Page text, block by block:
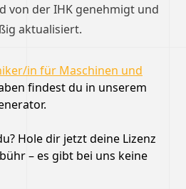
von der IHK genehmigt und
aktualisiert.
in für Maschinen und
findest du in unserem
Hole dir jetzt deine Lizenz
– es gibt bei uns keine